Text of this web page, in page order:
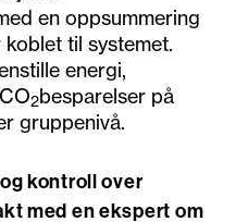
en oppsummering
til systemet.
energi,
2besparelser på
gruppenivå.
kontroll over
med en ekspert om